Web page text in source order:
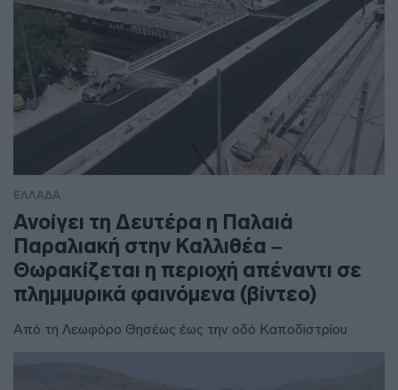
ΕΛΛΑΔΑ
Ανοίγει τη Δευτέρα η Παλαιά
Παραλιακή στην Καλλιθέα –
Θωρακίζεται η περιοχή απέναντι σε
πλημμυρικά φαινόμενα (βίντεο)
Από τη Λεωφόρο Θησέως έως την οδό Καποδιστρίου